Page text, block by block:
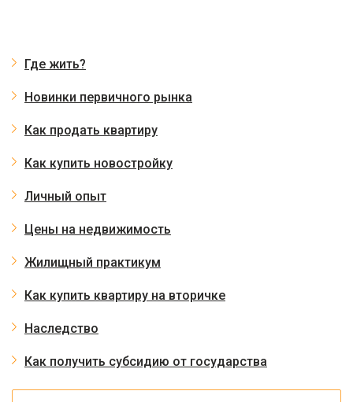
Где жить?
Новинки первичного рынка
Как продать квартиру
Как купить новостройку
Личный опыт
Цены на недвижимость
Жилищный практикум
Как купить квартиру на вторичке
Наследство
Как получить субсидию от государства